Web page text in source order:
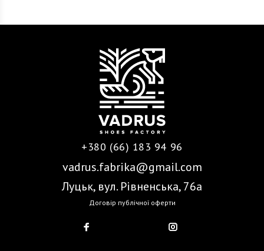
+380 (66) 183 94 96
vadrus.fabrika@gmail.com
Луцьк, вул. Рівненська, 76а
Договір публічної оферти